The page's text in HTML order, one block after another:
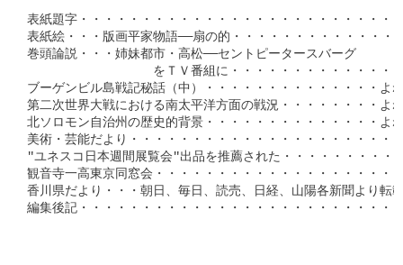
表紙題字・・・・・・・・・・・・・・・・・・・・・・・・・
表紙絵・・・版画平家物語──扇の的・・・・・・・・・・・・・
巻頭論説・・・姉妹都市・高松──セントピータースバーグ
をＴＶ番組に・・・・・・・・・・・・・・・
ブーゲンビル島戦記秘話（中）・・・・・・・・・・・・・・よ
第二次世界大戦における南太平洋方面の戦況・・・・・・・・よ
北ソロモン自治州の歴史的背景・・・・・・・・・・・・・・よ
美術・芸能だより・・・・・・・・・・・・・・・・・・・・・
″ユネスコ日本週間展覧会″出品を推薦された・・・・・・・・・
観音寺一高東京同窓会・・・・・・・・・・・・・・・・・・・
香川県だより・・・朝日、毎日、読売、日経、山陽各新聞より転
編集後記・・・・・・・・・・・・・・・・・・・・・・・・・